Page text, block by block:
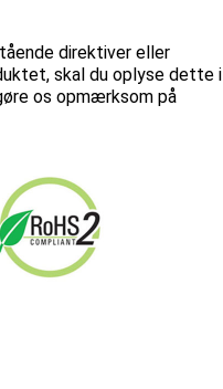
direktiver eller
skal du oplyse dette i
os opmærksom på